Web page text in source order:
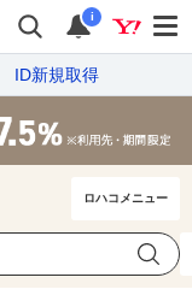
i
ID新規取得
ロハコメニュー